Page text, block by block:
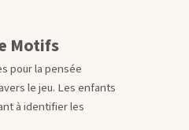
Motifs
pour la pensée
le jeu. Les enfants
à identifier les